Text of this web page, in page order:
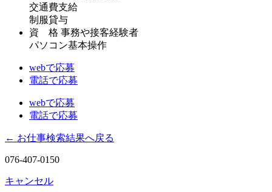
交通費支給
制服貸与
資 格 事務や接客経験者
パソコン基本操作
webで応募
電話で応募
webで応募
電話で応募
← お仕事検索結果へ戻る
076-407-0150
キャンセル